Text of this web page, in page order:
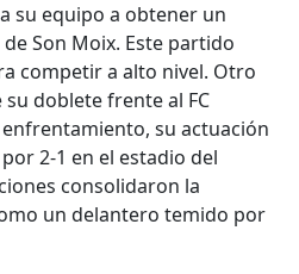
su equipo a obtener un
Son Moix. Este partido
competir a alto nivel. Otro
doblete frente al FC
su actuación
2-1 en el estadio del
consolidaron la
un delantero temido por